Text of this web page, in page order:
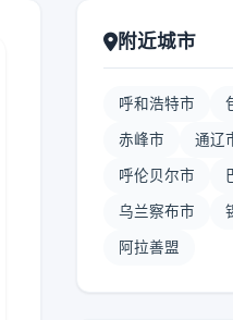
附近城市
呼和浩特市
赤峰市 通辽
呼伦贝尔市
乌兰察布市
阿拉善盟